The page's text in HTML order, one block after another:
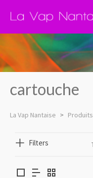
cartouche
La Vap Nantaise > Produits
Filters